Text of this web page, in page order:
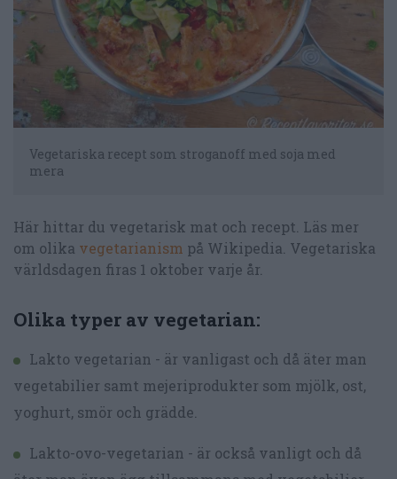
Vegetariska recept som stroganoff med soja med
mera
Här hittar du vegetarisk mat och recept. Läs mer
om olika vegetarianism på Wikipedia. Vegetariska
världsdagen firas 1 oktober varje år.
Olika typer av vegetarian:
Lakto vegetarian - är vanligast och då äter man
vegetabilier samt mejeriprodukter som mjölk, ost,
yoghurt, smör och grädde.
Lakto-ovo-vegetarian - är också vanligt och då